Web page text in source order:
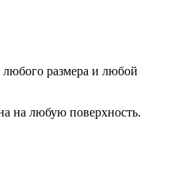
любого размера и любой
на любую поверхность.